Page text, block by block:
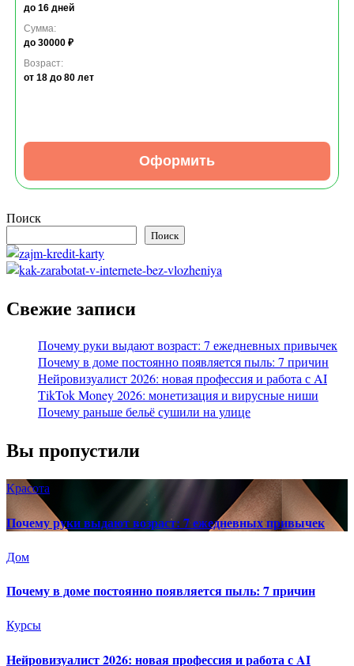
до 16 дней
Сумма:
до 30000 ₽
Возраст:
от 18 до 80 лет
Оформить
Поиск
Поиск
Свежие записи
Почему руки выдают возраст: 7 ежедневных привычек
Почему в доме постоянно появляется пыль: 7 причин
Нейровизуалист 2026: новая профессия и работа с AI
TikTok Money 2026: монетизация и вирусные ниши
Почему раньше бельё сушили на улице
Вы пропустили
Красота
Почему руки выдают возраст: 7 ежедневных привычек
Дом
Почему в доме постоянно появляется пыль: 7 причин
Курсы
Нейровизуалист 2026: новая профессия и работа с AI